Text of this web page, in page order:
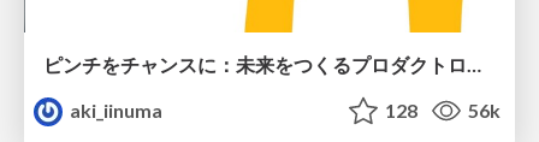
ピンチをチャンスに：未来をつくるプロダクトロードマップ #pmconf2020
aki_iinuma
128 56k